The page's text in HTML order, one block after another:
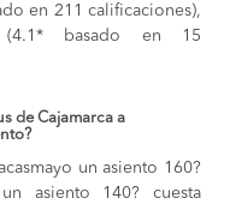
en 211 calificaciones),
(4.1* basado en 15
de Cajamarca a
un asiento 160?
un asiento 140? cuesta